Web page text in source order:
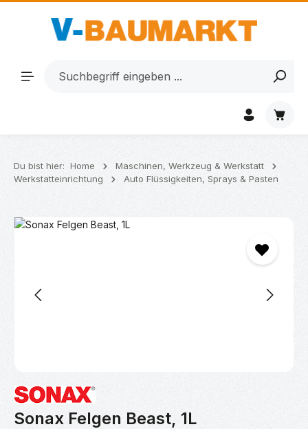
Zum Hauptinhalt springen
Du bist hier: Home
Maschinen, Werkzeug & Werkstatt
Werkstatteinrichtung
Auto Flüssigkeiten, Sprays & Pasten
Bildergalerie überspringen
Sonax Felgen Beast, 1L